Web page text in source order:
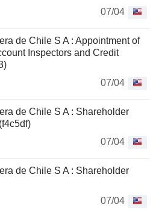
07/04
de Chile S A : Appointment of
Inspectors and Credit
07/04
de Chile S A : Shareholder
07/04
de Chile S A : Shareholder
07/04